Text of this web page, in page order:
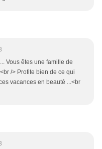
Vous êtes une famille de
/> Profite bien de ce qui
vacances en beauté ...<br